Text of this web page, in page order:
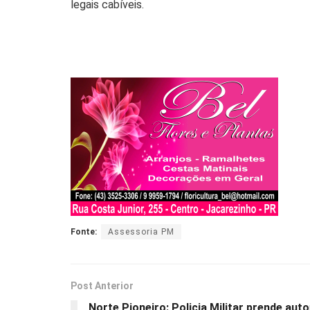
legais cabíveis.
Fonte: Assessoria PM
Post Anterior